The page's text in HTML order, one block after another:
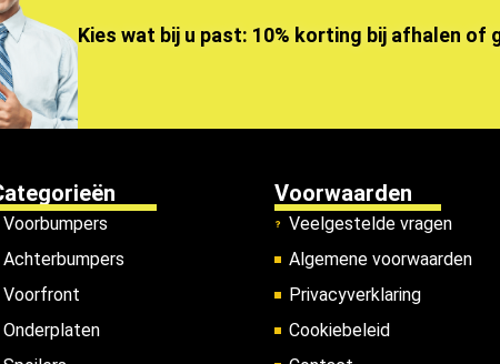
Kies wat bij u past: 10% korting bij afhalen
Voorbumpers
Achterbumpers
Voorfront
Onderplaten
Voorwaarden
Veelgestelde vragen
Algemene voorwaarden
Privacyverklaring
Cookiebeleid